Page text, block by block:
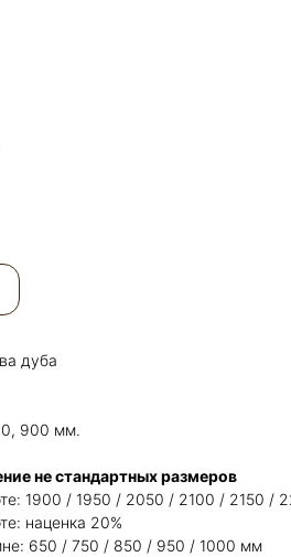
дуба
900 мм.
не стандартных размеров
1900 / 1950 / 2050 / 2100 / 2150
наценка 20%
650 / 750 / 850 / 950 / 1000 мм